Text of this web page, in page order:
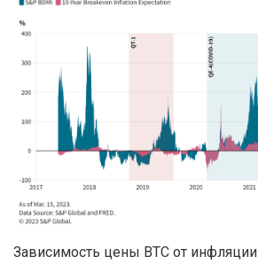
Зависимость цены BTC от инфляции